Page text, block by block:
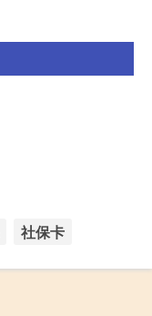
社保卡